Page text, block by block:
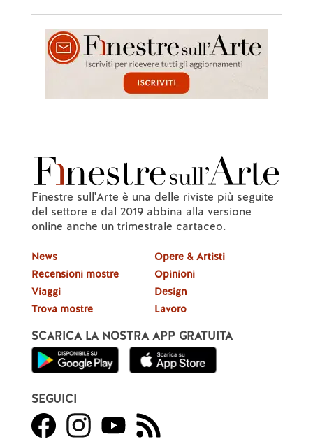
Finestre sull'Arte è una delle riviste più seguite
del settore e dal 2019 abbina alla versione
online anche un trimestrale cartaceo.
News
Recensioni mostre
Viaggi
Trova mostre
Opere & Artisti
Opinioni
Design
Lavoro
SCARICA LA NOSTRA APP GRATUITA
SEGUICI